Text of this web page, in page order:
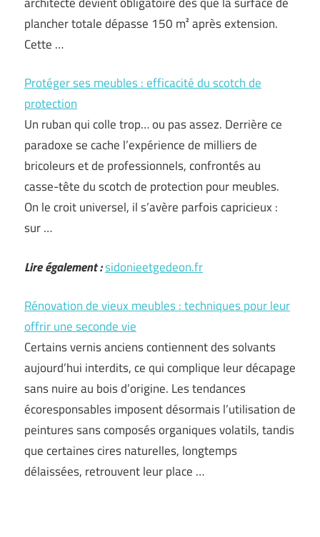
plancher totale dépasse 150 m² après extension.
Cette …
Protéger ses meubles : efficacité du scotch de
protection
Un ruban qui colle trop… ou pas assez. Derrière ce
paradoxe se cache l’expérience de milliers de
bricoleurs et de professionnels, confrontés au
casse-tête du scotch de protection pour meubles.
On le croit universel, il s’avère parfois capricieux :
sur …
Lire également :sidonieetgedeon.fr
Rénovation de vieux meubles : techniques pour leur
offrir une seconde vie
Certains vernis anciens contiennent des solvants
aujourd’hui interdits, ce qui complique leur décapage
sans nuire au bois d’origine. Les tendances
écoresponsables imposent désormais l’utilisation de
peintures sans composés organiques volatils, tandis
que certaines cires naturelles, longtemps
délaissées, retrouvent leur place …